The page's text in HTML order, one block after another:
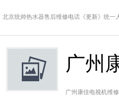
北京统帅热水器售后维修电话《更新》统一
广州
广州康佳电视机维